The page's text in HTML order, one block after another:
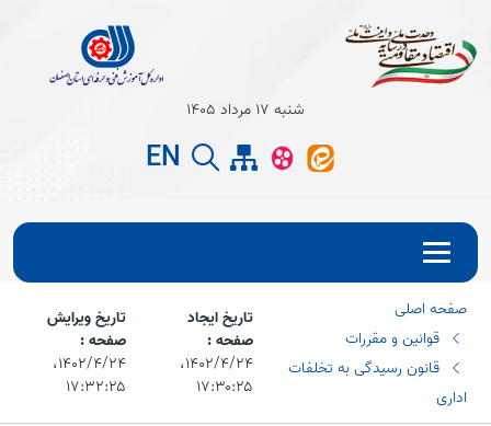
Open
Open
شنبه 17 مرداد 1405
EN
صفحه اصلی
قوانین و مقررات
قانون رسیدگی به تخلفات
اداری
تاریخ ایجاد
صفحه :
۱۴۰۲/۴/۲۴،‏
۱۷:۳۰:۲۵
تاریخ ویرایش
صفحه :
۱۴۰۲/۴/۲۴،‏
۱۷:۳۲:۲۵